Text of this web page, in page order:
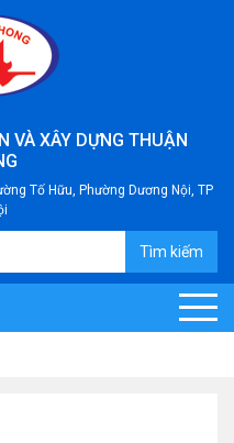
VÀ XÂY DỰNG THUẬN
Tố Hữu, Phường Dương Nội, TP
Tìm kiếm